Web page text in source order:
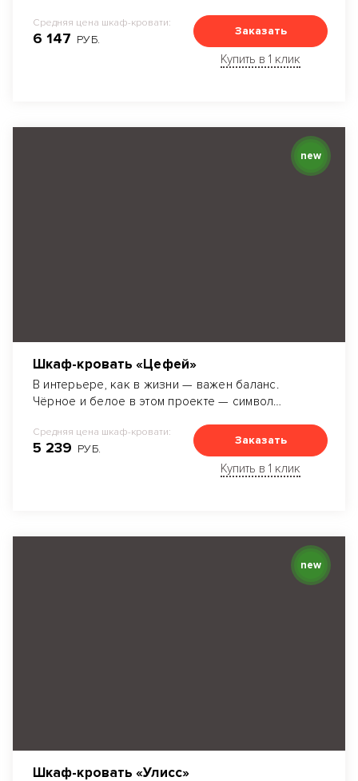
Средняя цена шкаф-кровати:
6 147 РУБ.
Заказать
Купить в 1 клик
new
Шкаф-кровать «Цефей»
В интерьере, как в жизни — важен баланс.
Чёрное и белое в этом проекте — символ
Средняя цена шкаф-кровати:
5 239 РУБ.
Заказать
Купить в 1 клик
new
Шкаф-кровать «Улисс»